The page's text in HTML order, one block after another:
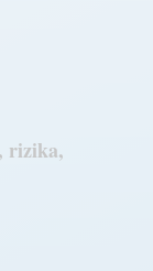
rizika,